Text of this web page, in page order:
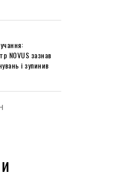
NOVUS зазнав
і зупинив